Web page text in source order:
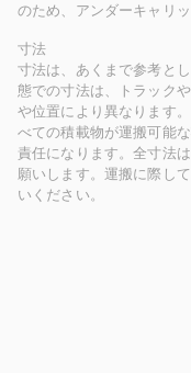
のため、アンダーキャリ
寸法
寸法は、あくまで参考と
態での寸法は、トラック
や位置により異なります
べての積載物が運搬可能
責任になります。全寸法
願いします。運搬に際し
いください。